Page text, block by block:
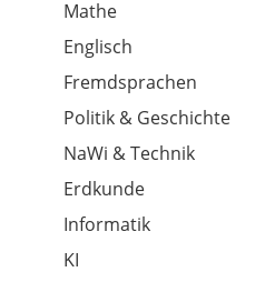
Mathe
Englisch
Fremdsprachen
Politik & Geschichte
NaWi & Technik
Erdkunde
Informatik
KI